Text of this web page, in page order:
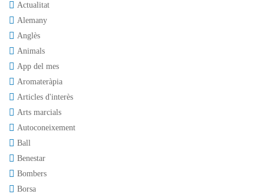
Actualitat
Alemany
Anglès
Animals
App del mes
Aromateràpia
Articles d'interès
Arts marcials
Autoconeixement
Ball
Benestar
Bombers
Borsa